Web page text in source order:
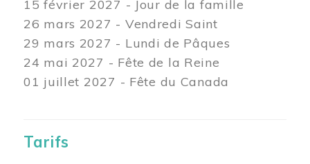
15 février 2027 - Jour de la famille
26 mars 2027 - Vendredi Saint
29 mars 2027 - Lundi de Pâques
24 mai 2027 - Fête de la Reine
01 juillet 2027 - Fête du Canada
Tarifs